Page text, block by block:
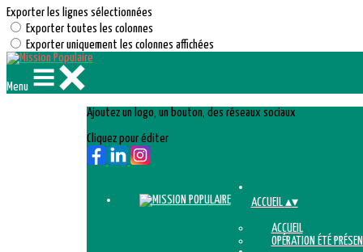
Exporter les lignes sélectionnées
Exporter toutes les colonnes
Exporter uniquement les colonnes affichées
Menu
Ajoutez un logo, un bouton, des réseaux sociaux
Cliquez pour éditer
ACCUEIL ▴▾
ACCUEIL
OPÉRATION ÉTÉ